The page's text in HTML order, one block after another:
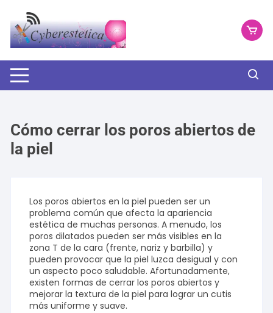
contenido
Cómo cerrar los poros abiertos de
la piel
Los poros abiertos en la piel pueden ser un
problema común que afecta la apariencia
estética de muchas personas. A menudo, los
poros dilatados pueden ser más visibles en la
zona T de la cara (frente, nariz y barbilla) y
pueden provocar que la piel luzca desigual y con
un aspecto poco saludable. Afortunadamente,
existen formas de cerrar los poros abiertos y
mejorar la textura de la piel para lograr un cutis
más uniforme y suave.